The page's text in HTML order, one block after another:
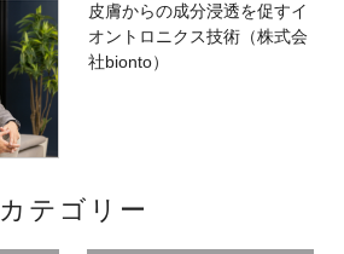
皮膚からの成分浸透を促すイ
オントロニクス技術（株式会
社bionto）
カテゴリー